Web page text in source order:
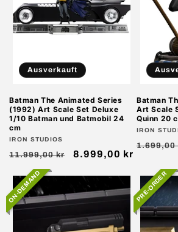
Ausverkauft
Batman The Animated Series
(1992) Art Scale Set Deluxe
1/10 Batman und Batmobil 24
cm
Anbieter:
IRON STUDIOS
Normaler
Preis
11.999,00 kr Verkaufspreis
8.999,00 kr
Batman
Art Scale
Quinn 20
IRON
1.699,00
ON-DEMAND PRE-ORDER